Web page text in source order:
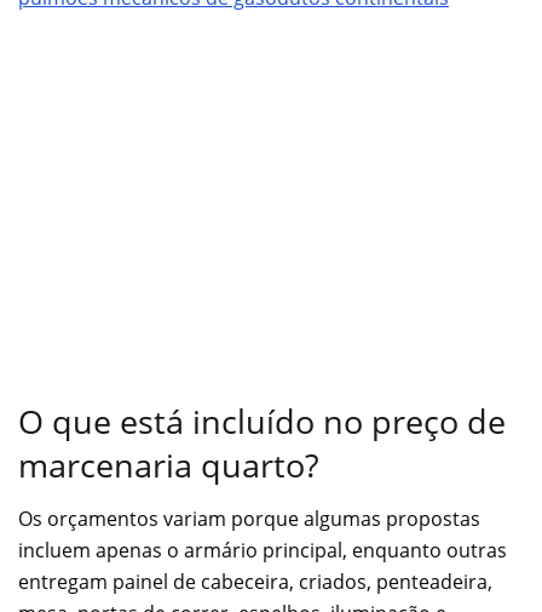
O que está incluído no preço de
marcenaria quarto?
Os orçamentos variam porque algumas propostas
incluem apenas o armário principal, enquanto outras
entregam painel de cabeceira, criados, penteadeira,